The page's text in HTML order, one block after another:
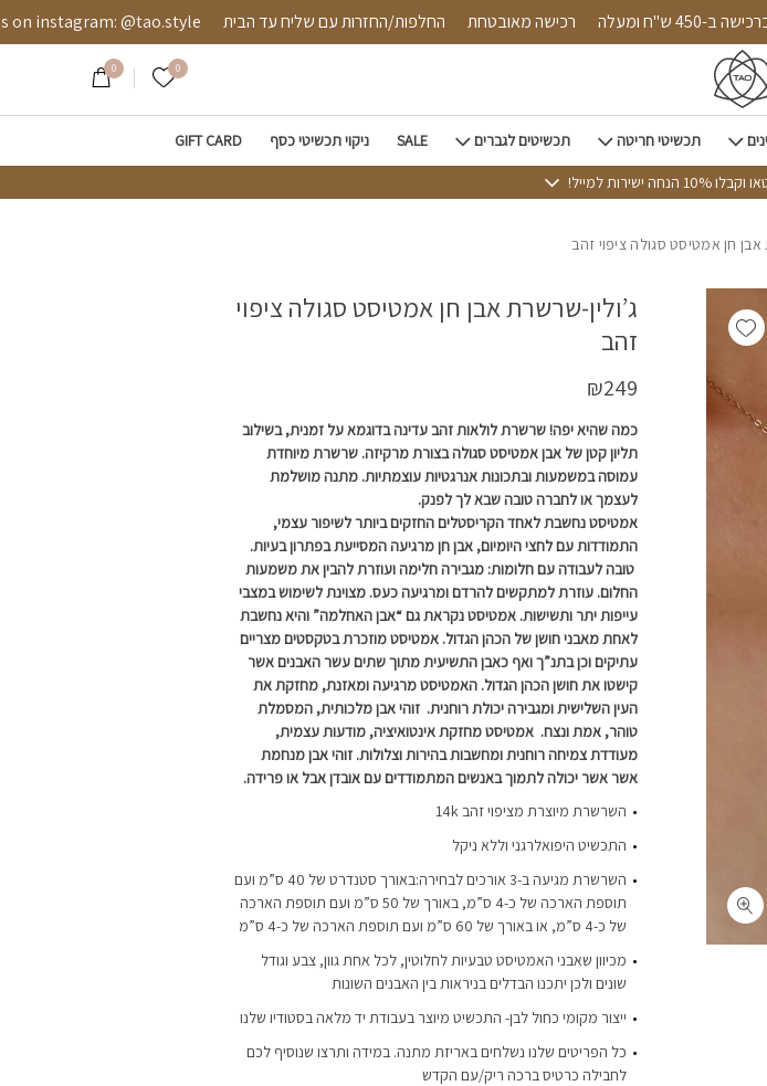
ברכישה ב-450 ש"ח ומעלה רכישה מאובטחת החלפות/החזרות עם שליח עד הבית @tao.style
0 הרשימה שלי
0
תכשיטי חריטה תכשיטים לגברים SALE ניקוי תכשיטי כסף GIFT CARD
ישירות למייל!
חן אמטיסט סגולה ציפוי זהב
ג’ולין-שרשרת אבן חן אמטיסט סגולה ציפוי
זהב
₪249
כמה שהיא יפה! שרשרת לולאות זהב עדינה בדוגמא על זמנית, בשילוב
תליון קטן של אבן אמטיסט סגולה בצורת מרקיזה. שרשרת מיוחדת
עמוסה במשמעות ובתכונות אנרגטיות עוצמתיות. מתנה מושלמת
לעצמך או לחברה טובה שבא לך לפנק.
אמטיסט נחשבת לאחד הקריסטלים החזקים ביותר לשיפור עצמי,
התמודדות עם לחצי היומיום, אבן חן מרגיעה המסייעת בפתרון בעיות.
טובה לעבודה עם חלומות: מגבירה חלימה ועוזרת להבין את משמעות
החלום. עוזרת למתקשים להרדם ומרגיעה כעס. מצוינת לשימוש במצבי
עייפות יתר ותשישות. אמטיסט נקראת גם “אבן האחלמה” והיא נחשבת
לאחת מאבני חושן של הכהן הגדול. אמטיסט מוזכרת בטקסטים מצריים
עתיקים וכן בתנ”ך ואף כאבן התשיעית מתוך שתים עשר האבנים אשר
קישטו את חושן הכהן הגדול. האמטיסט מרגיעה ומאזנת, מחזקת את
העין השלישית ומגבירה יכולת רוחנית. זוהי אבן מלכותית, המסמלת
טוהר, אמת ונצח. אמטיסט מחזקת אינטואיציה, מודעות עצמית,
מעודדת צמיחה רוחנית ומחשבות בהירות וצלולות. זוהי אבן מנחמת
אשר אשר יכולה לתמוך באנשים המתמודדים עם אובדן אבל או פרידה.
השרשרת מיוצרת מציפוי זהב 14k
התכשיט היפואלרגני וללא ניקל
השרשרת מגיעה ב-3 אורכים לבחירה:באורך סטנדרט של 40 ס”מ ועם
תוספת הארכה של כ-4 ס”מ, באורך של 50 ס”מ ועם תוספת הארכה
של כ-4 ס”מ, או באורך של 60 ס”מ ועם תוספת הארכה של כ-4 ס”מ
מכיוון שאבני האמטיסט טבעיות לחלוטין, לכל אחת גוון, צבע וגודל
שונים ולכן יתכנו הבדלים בניראות בין האבנים השונות
ייצור מקומי כחול לבן- התכשיט מיוצר בעבודת יד מלאה בסטודיו שלנו
כל הפריטים שלנו נשלחים באריזת מתנה. במידה ותרצו שנוסיף לכם
לחבילה כרטיס ברכה ריק/עם הקדש
Add wishlist